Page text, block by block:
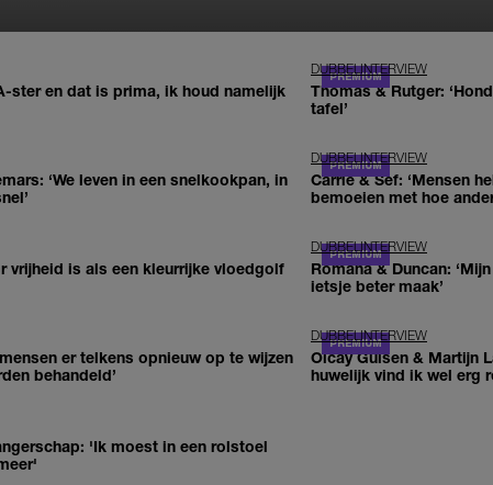
ster en dat is prima, ik houd namelijk
DUBBELINTERVIEW
Thomas & Rutger:
tafel’
‘We leven in een snelkookpan, in
DUBBELINTERVIEW
Carrie & Sef: ‘Mensen
bemoeien met hoe
vrijheid is als een kleurrijke vloedgolf
DUBBELINTERVIEW
Romana & Duncan: ‘Mijn
ietsje beter maak’
er telkens opnieuw op te wijzen
behandeld’
DUBBELINTERVIEW
Olcay Gulsen & Martijn
huwelijk vind ik wel erg
'Ik moest in een rolstoel